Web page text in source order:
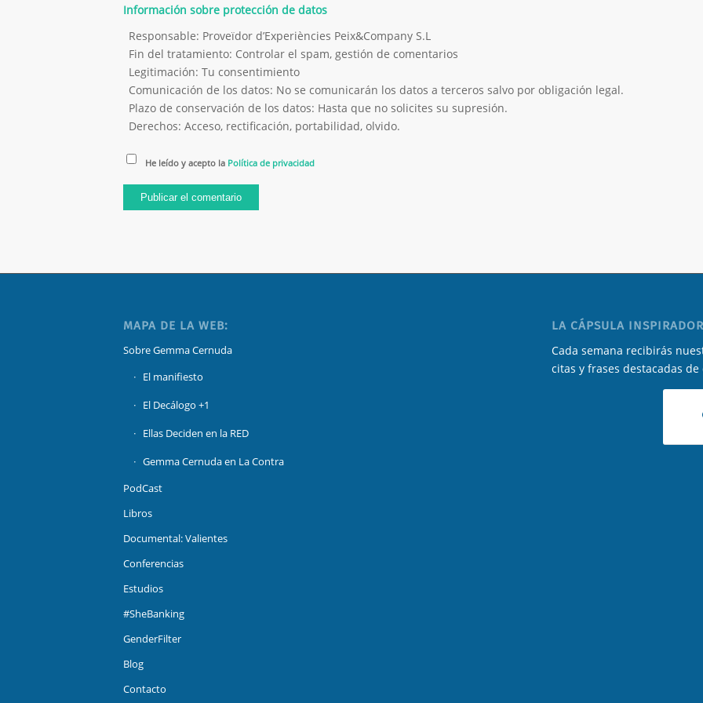
Información sobre protección de datos
Responsable: Proveïdor d’Experiències Peix&Company S.L
Fin del tratamiento: Controlar el spam, gestión de comentarios
Legitimación: Tu consentimiento
Comunicación de los datos: No se comunicarán los datos a terceros salvo por obligación legal.
Plazo de conservación de los datos: Hasta que no solicites su supresión.
Derechos: Acceso, rectificación, portabilidad, olvido.
He leído y acepto la Política de privacidad
MAPA DE LA WEB:
Sobre Gemma Cernuda
El manifiesto
El Decálogo +1
Ellas Deciden en la RED
Gemma Cernuda en La Contra
PodCast
Libros
Documental: Valientes
Conferencias
Estudios
#SheBanking
GenderFilter
Blog
Contacto
LA CÁPSULA
Cada semana recibirás
citas y frases destacadas